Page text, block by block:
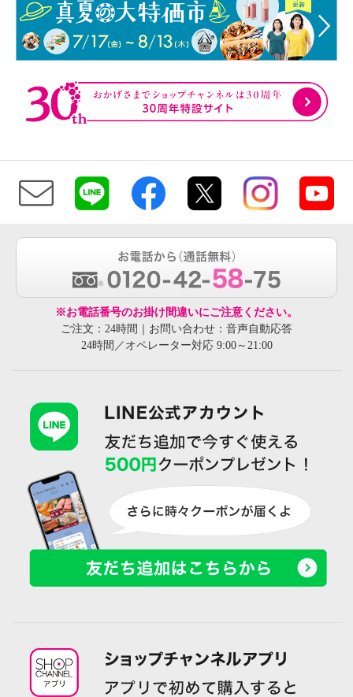
※お電話番号のお掛け間違いにご注意ください。
ご注文：24時間｜お問い合わせ：音声自動応答
24時間／オペレーター対応 9:00～21:00